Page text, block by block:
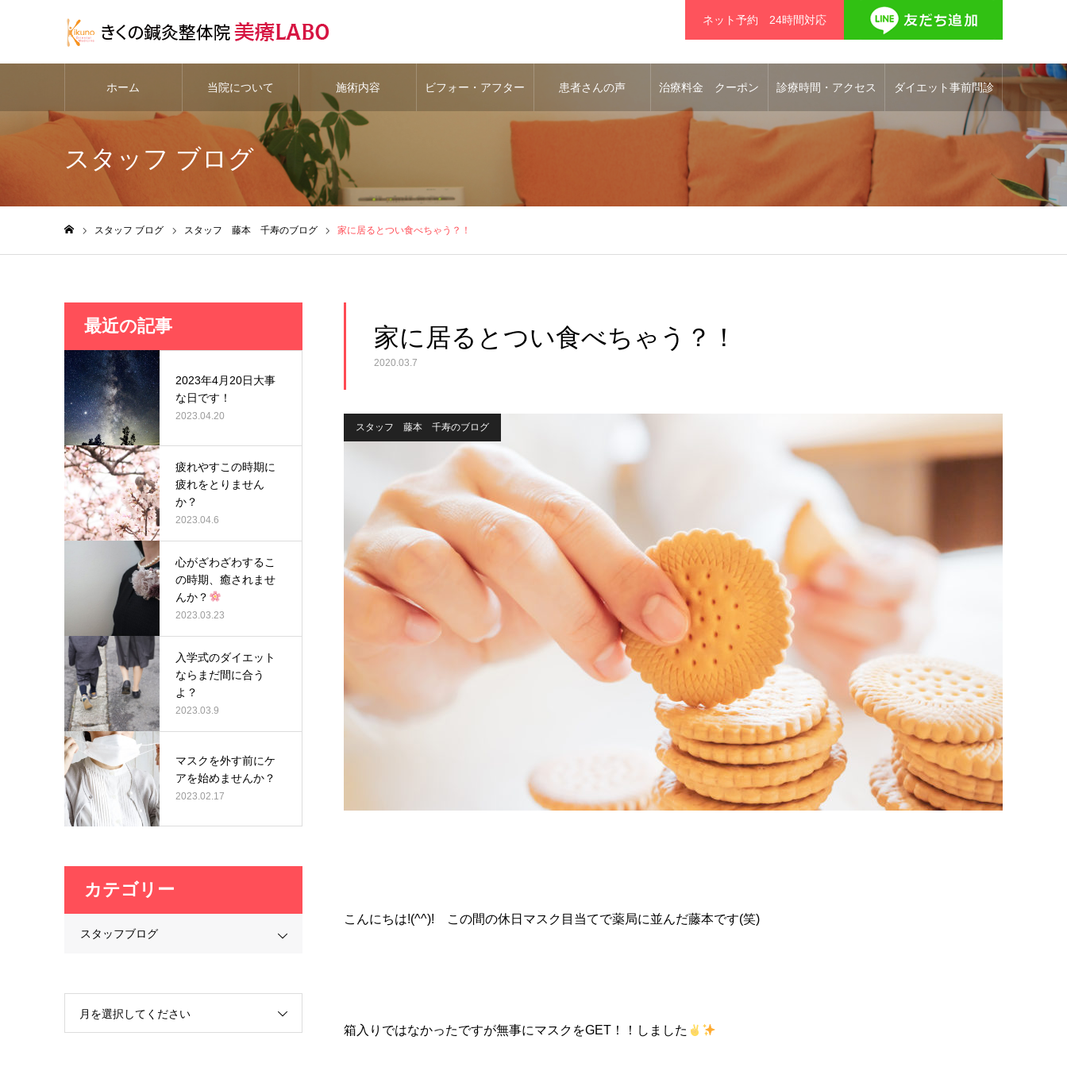
ネット予約 24時間対応
ホーム 当院について 施術内容 ビフォー・アフター 患者さんの声 治療料金 クーポン 診療時間・アクセス ダイエット事前問診
スタッフ ブログ
スタッフ ブログ スタッフ 藤本 千寿のブログ 家に居るとつい食べちゃう？！
家に居るとつい食べちゃう？！
2020.03.7
スタッフ 藤本 千寿のブログ
こんにちは!(^^)! この間の休日マスク目当てで薬局に並んだ藤本です(笑)
箱入りではなかったですが無事にマスクをGET！！しました
最近の記事
2023年4月20日大事
な日です！
2023.04.20
疲れやすこの時期に
疲れをとりません
か？
2023.04.6
心がざわざわするこ
の時期、癒されませ
んか？
2023.03.23
入学式のダイエット
ならまだ間に合う
よ？
2023.03.9
マスクを外す前にケ
アを始めませんか？
2023.02.17
カテゴリー
スタッフブログ
月を選択してください